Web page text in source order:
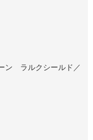
ン ラルクシールド／